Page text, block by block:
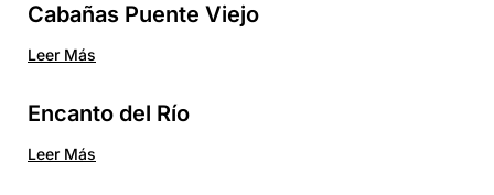
Cabañas Puente Viejo
Leer Más
Encanto del Río
Leer Más